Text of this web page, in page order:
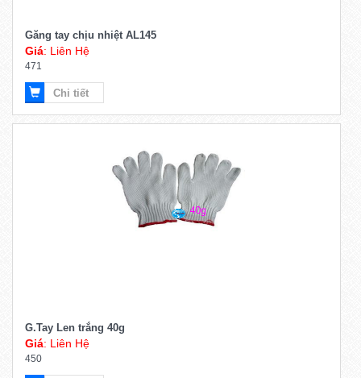
Găng tay chịu nhiệt AL145
Giá: Liên Hệ
471
Chi tiết
G.Tay Len trắng 40g
Giá: Liên Hệ
450